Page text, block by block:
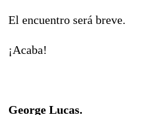
El encuentro será breve.
¡Acaba!
George Lucas.